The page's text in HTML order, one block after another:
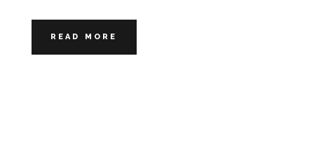
READ MORE